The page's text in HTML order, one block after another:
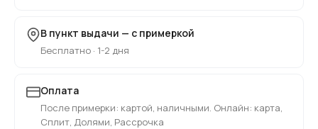
В пункт выдачи — с примеркой
Бесплатно · 1-2 дня
Оплата
После примерки: картой, наличными. Онлайн: карта,
Сплит, Долями, Рассрочка